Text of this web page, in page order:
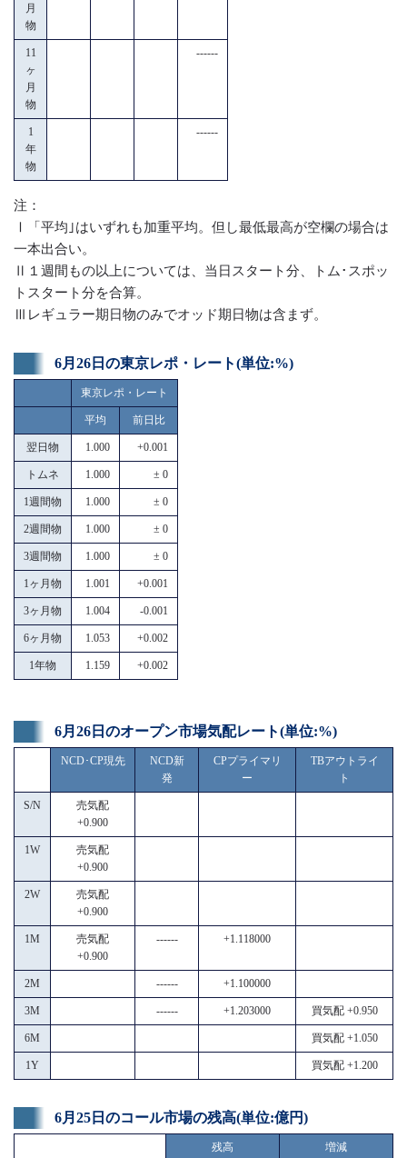
月
物
11
ヶ
月
物
------
1
年
物
------
注：
Ⅰ「平均｣はいずれも加重平均。但し最低最高が空欄の場合は
一本出合い。
Ⅱ１週間もの以上については、当日スタート分、トム･スポッ
トスタート分を合算。
Ⅲレギュラー期日物のみでオッド期日物は含まず。
6月26日の東京レポ・レート(単位:%)
東京レポ・レート
平均 前日比
翌日物 1.000 +0.001
トムネ 1.000 ± 0
1週間物 1.000 ± 0
2週間物 1.000 ± 0
3週間物 1.000 ± 0
1ヶ月物 1.001 +0.001
3ヶ月物 1.004 -0.001
6ヶ月物 1.053 +0.002
1年物 1.159 +0.002
6月26日のオープン市場気配レート(単位:%)
NCD･CP現先
NCD新
発
CPプライマリ
ー
TBアウトライ
ト
S/N
売気配
+0.900
1W
売気配
+0.900
2W
売気配
+0.900
1M
売気配
+0.900
------ +1.118000
2M ------ +1.100000
3M ------ +1.203000 買気配 +0.950
6M 買気配 +1.050
1Y 買気配 +1.200
6月25日のコール市場の残高(単位:億円)
残高 増減